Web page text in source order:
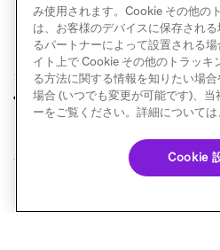
前へ 離脱ユーザー
© Braze. All Rights Reserved
み使用されます。Cookie その他の
は、お客様のデバイスに保存され
るパートナーによって設置される
イト上で Cookie その他のトラッキ
る方法に関する情報を知りたい場
場合 (いつでも変更が可能です)、
ーをご覧ください。詳細について
Cookie